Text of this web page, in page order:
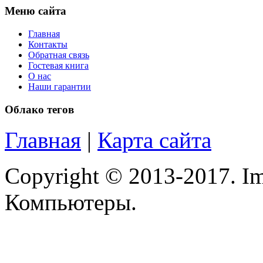
Меню сайта
Главная
Контакты
Обратная связь
Гостевая книга
О нас
Наши гарантии
Облако тегов
Главная | Карта сайта
Copyright © 2013-2017.
Компьютеры.